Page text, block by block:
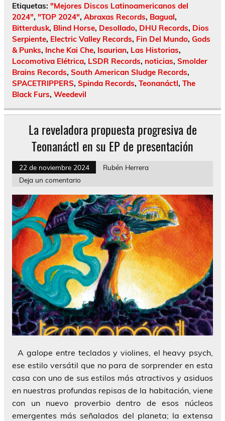
Etiquetas: "Mejores Discos Latinoamericanos del
2024", "TOP 2024", Abraxas Records, Bagual,
Bitterdusk, Blind Horse, Desollado, DHU Records, Dios
Serpiente, Electric Valley Records, Fin Del Mundo, Gods
& Punks, Inche Kai Che, Isaurian, Las Historias,
Locomotiva Elétrica, LSDR Records, noticias, Smolder
Brains Records, South American Sludge Records,
SPACETRIPPERS, Spinda Records, Teonanáctl, The
Black Furs, Weedevil
La reveladora propuesta progresiva de
Teonanáctl en su EP de presentación
22 de noviembre 2024
Rubén Herrera
Deja un comentario
A galope entre teclados y violines, el heavy psych,
ese estilo versátil que no para de sorprender en esta
casa con uno de sus estilos más atractivos y asiduos
en nuestras profundas repisas de la habitación, viene
con un nuevo proverbio dentro de esos núcleos
emergentes más señalados del planeta; la extensa